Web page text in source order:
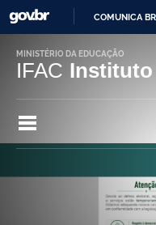
COMUNICA BR
IFAC Instituto
MINISTÉRIO DA EDUCAÇÃO